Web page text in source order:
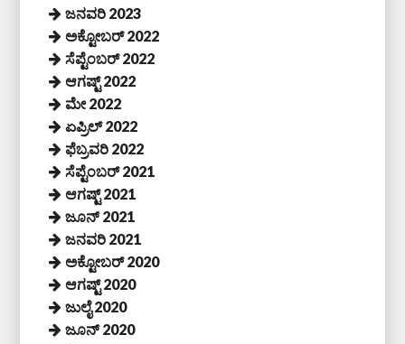
ಜನವರಿ 2023
ಅಕ್ಟೋಬರ್ 2022
ಸೆಪ್ಟೆಂಬರ್ 2022
ಆಗಷ್ಟ್ 2022
ಮೇ 2022
ಏಪ್ರಿಲ್ 2022
ಫೆಬ್ರವರಿ 2022
ಸೆಪ್ಟೆಂಬರ್ 2021
ಆಗಷ್ಟ್ 2021
ಜೂನ್ 2021
ಜನವರಿ 2021
ಅಕ್ಟೋಬರ್ 2020
ಆಗಷ್ಟ್ 2020
ಜುಲೈ 2020
ಜೂನ್ 2020